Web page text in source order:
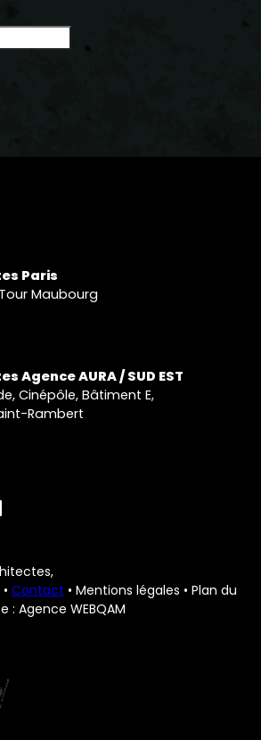
Paris
Maubourg
Agence AURA / SUD EST
Cinépôle, Bâtiment E,
Rambert
Contact • Mentions légales • Plan du
: Agence WEBQAM